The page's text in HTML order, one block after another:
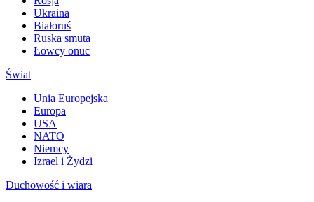
Ukraina
Białoruś
Ruska smuta
Łowcy onuc
Świat
Unia Europejska
Europa
USA
NATO
Niemcy
Izrael i Żydzi
Duchowość i wiara